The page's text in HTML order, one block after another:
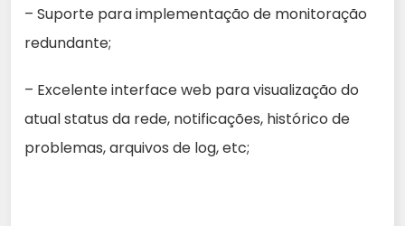
– Suporte para implementação de monitoração
redundante;
– Excelente interface web para visualização do
atual status da rede, notificações, histórico de
problemas, arquivos de log, etc;